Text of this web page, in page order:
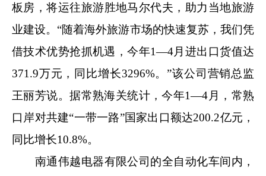
板房，将运往旅游胜地马尔代夫，助力当地旅游
业建设。“随着海外旅游市场的快速复苏，我们凭
借技术优势抢抓机遇，今年1—4月进出口货值达
371.9万元，同比增长3296%。”该公司营销总监
王丽芳说。据常熟海关统计，今年1—4月，常熟
口岸对共建“一带一路”国家出口额达200.2亿元，
同比增长10.8%。
南通伟越电器有限公司的全自动化车间内，